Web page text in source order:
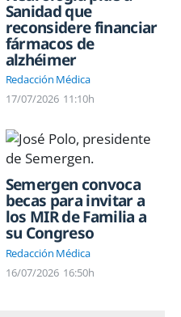
Sanidad que
reconsidere financiar
fármacos de
alzhéimer
Redacción Médica
17/07/2026 11:10h
Semergen convoca
becas para invitar a
los MIR de Familia a
su Congreso
Redacción Médica
16/07/2026 16:50h